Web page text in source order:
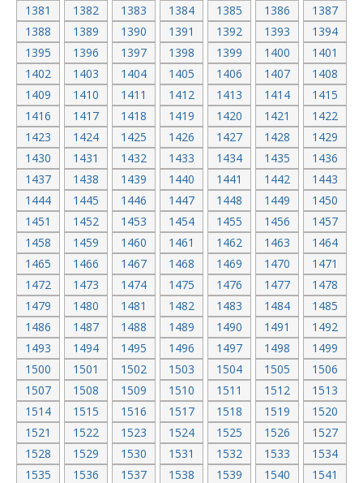
1381 1382 1383 1384 1385 1386
1387
1388
1389 1390 1391 1392 1393
1394
1395
1396 1397 1398 1399 1400
1401
1402
1403 1404 1405 1406 1407
1408
1409
1410 1411 1412 1413 1414
1415
1416
1417 1418 1419 1420 1421
1422
1423
1424 1425 1426 1427 1428
1429
1430
1431 1432 1433 1434 1435
1436
1437
1438 1439 1440 1441 1442
1443
1444
1445 1446 1447 1448 1449
1450
1451
1452 1453 1454 1455 1456
1457
1458
1459 1460 1461 1462 1463
1464
1465
1466 1467 1468 1469 1470
1471
1472
1473 1474 1475 1476 1477
1478
1479
1480 1481 1482 1483 1484
1485
1486
1487 1488 1489 1490 1491
1492
1493
1494 1495 1496 1497 1498
1499
1500
1501 1502 1503 1504 1505
1506
1507
1508 1509 1510 1511 1512
1513
1514
1515 1516 1517 1518 1519
1520
1521
1522 1523 1524 1525 1526
1527
1528
1529 1530 1531 1532 1533
1534
1535
1536 1537 1538 1539 1540
1541